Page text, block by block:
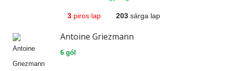
3piros lap 203sárga lap
Antoine Griezmann
6 gól